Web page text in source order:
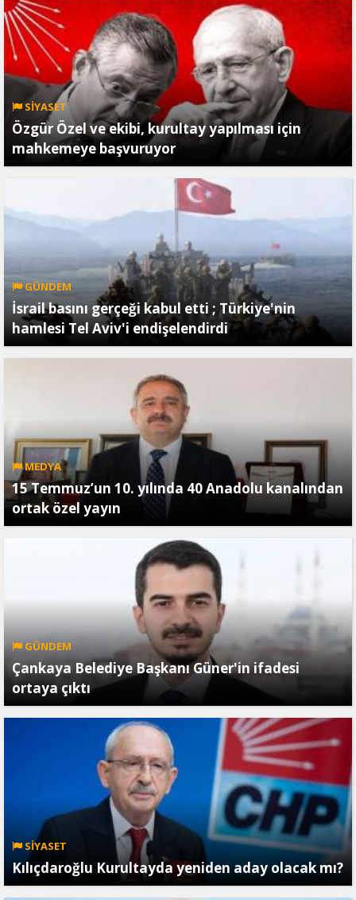
SİYASET
Özgür Özel ve ekibi, kurultay yapılması için
mahkemeye başvuruyor
GÜNDEM
İsrail basını gerçeği kabul etti ; Türkiye'nin
hamlesi Tel Aviv'i endişelendirdi
MEDYA
15 Temmuz’un 10. yılında 40 Anadolu kanalından
ortak özel yayın
GÜNDEM
Çankaya Belediye Başkanı Güner'in ifadesi
ortaya çıktı
SİYASET
Kılıçdaroğlu Kurultayda yeniden aday olacak mı?